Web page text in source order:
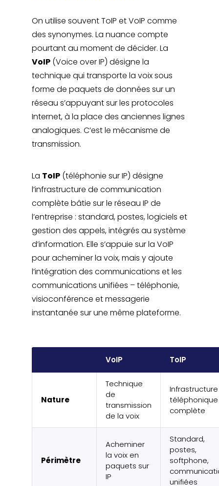
On utilise souvent ToIP et VoIP comme
des synonymes. La nuance compte
pourtant au moment de décider. La
VoIP(Voice over IP) désigne la
technique qui transporte la voix sous
forme de paquets de données sur un
réseau s’appuyant sur les protocoles
Internet, à la place des anciennes lignes
analogiques. C’est le mécanisme de
transmission.
La ToIP(téléphonie sur IP) désigne
l’infrastructure de communication
complète bâtie sur le réseau IP de
l’entreprise : standard, postes, logiciels et
gestion des appels, intégrés au système
d’information. Elle s’appuie sur la VoIP
pour acheminer la voix, mais y ajoute
l’intégration des communications et les
communications unifiées – téléphonie,
visioconférence et messagerie
instantanée sur une même plateforme.
VoIP ToIP
Nature
Technique
de
transmission
de la voix
Infrastructure
téléphonique
complète
Périmètre
Acheminer
la voix en
paquets sur
IP
Standard,
postes,
softphone,
unifiées